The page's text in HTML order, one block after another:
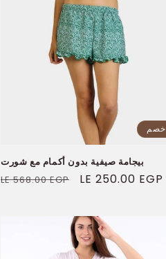
خصم
بيجامة صيفية بدون أكمام مع شورت
السعر
LE 568.00 EGP
سعر
LE 250.00 EGP